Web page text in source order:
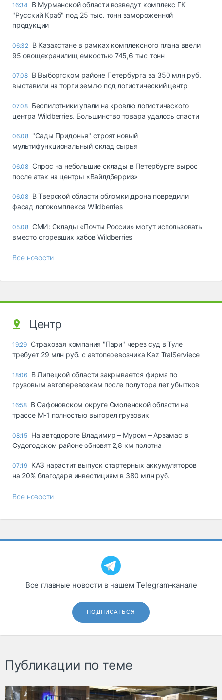
16:34
В Мурманской области возведут комплекс ГК
"Русский Краб" под 25 тыс. тонн замороженной
продукции
06:32 В Казахстане в рамках комплексного плана ввели
95 овощехранилищ емкостью 745,6 тыс тонн
07.08 В Выборгском районе Петербурга за 350 млн руб.
выставили на торги землю под логистический центр
07.08 Беспилотники упали на кровлю логистического
центра Wildberries. Большинство товара удалось спасти
06.08 "Сады Придонья" строят новый
мультифункциональный склад сырья
06.08 Спрос на небольшие склады в Петербурге вырос
после атак на центры «Вайлдберриз»
06.08 В Тверской области обломки дрона повредили
фасад логокомплекса Wildberries
05.08 СМИ: Склады «Почты России» могут использовать
вместо сгоревших хабов Wildberries
Все новости
Центр
19:29 Страховая компания "Пари" через суд в Туле
требует 29 млн руб. с автоперевозчика Kaz TralServiece
18:06 В Липецкой области закрывается фирма по
грузовым автоперевозкам после полутора лет убытков
16:58 В Сафоновском округе Смоленской области на
трассе М-1 полностью выгорел грузовик
08:15 На автодороге Владимир – Муром – Арзамас в
Судогодском районе обновят 2,8 км полотна
07:19 КАЗ нарастит выпуск стартерных аккумуляторов
на 20% благодаря инвестициям в 380 млн руб.
Все новости
Все главные новости в нашем Telegram‑канале
ПОДПИСАТЬСЯ
Публикации по теме